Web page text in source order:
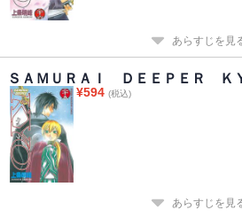
あらすじを見
ＳＡＭＵＲＡＩ ＤＥＥＰＥＲ Ｋ
¥594 (税込)
あらすじを見